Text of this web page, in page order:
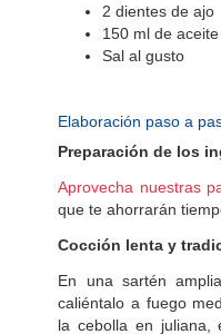
2 dientes de ajo
150 ml de
Sal al gusto
Elaboración paso a
Preparación de los
Aprovecha nuestras
que te ahorrarán
Cocción lenta y
En una sartén
caliéntalo a fuego
la cebolla en juliana,